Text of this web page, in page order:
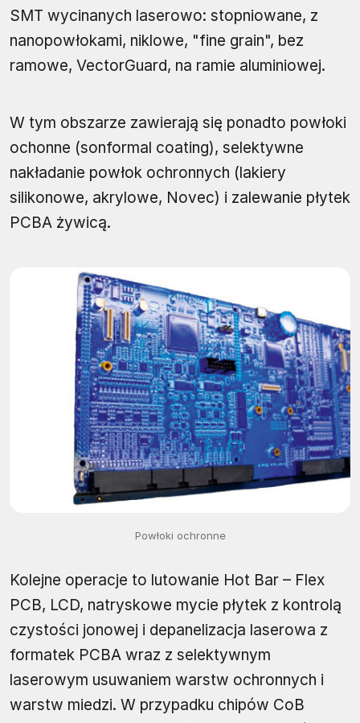
SMT wycinanych laserowo: stopniowane, z
nanopowłokami, niklowe, "fine grain", bez
ramowe, VectorGuard, na ramie aluminiowej.
W tym obszarze zawierają się ponadto powłoki
ochonne (sonformal coating), selektywne
nakładanie powłok ochronnych (lakiery
silikonowe, akrylowe, Novec) i zalewanie płytek
PCBA żywicą.
Powłoki ochronne
Kolejne operacje to lutowanie Hot Bar – Flex
PCB, LCD, natryskowe mycie płytek z kontrolą
czystości jonowej i depanelizacja laserowa z
formatek PCBA wraz z selektywnym
laserowym usuwaniem warstw ochronnych i
warstw miedzi. W przypadku chipów CoB